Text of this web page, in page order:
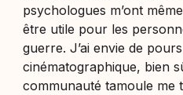
psychologues m’ont
être utile pour les
guerre. J’ai envie de
cinématographique, bien
communauté tamoule